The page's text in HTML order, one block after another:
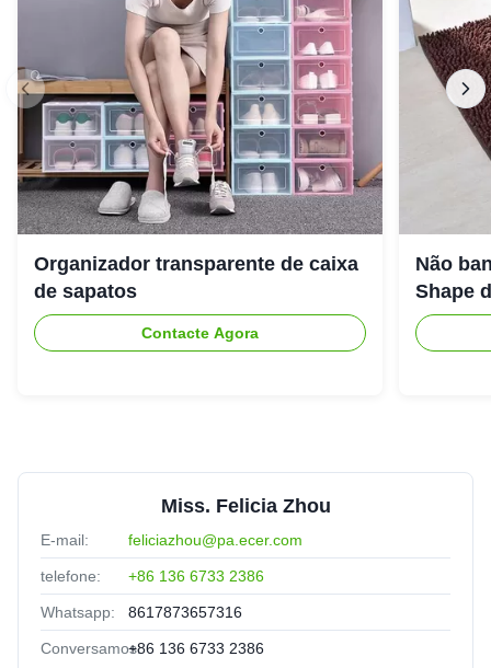
Organizador transparente de caixa
de sapatos
Contacte Agora
Não
Shape
Miss. Felicia Zhou
E-mail: feliciazhou@pa.ecer.com
telefone: +86 136 6733 2386
Whatsapp: 8617873657316
Conversamos:+86 136 6733 2386